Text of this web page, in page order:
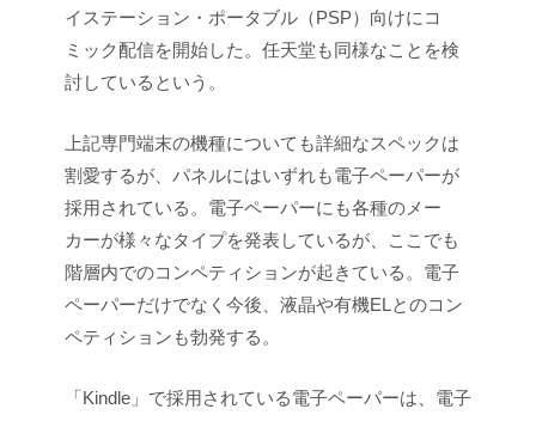
イステーション・ポータブル（PSP）向けにコ
ミック配信を開始した。任天堂も同様なことを検
討しているという。
上記専門端末の機種についても詳細なスペックは
割愛するが、パネルにはいずれも電子ペーパーが
採用されている。電子ペーパーにも各種のメー
カーが様々なタイプを発表しているが、ここでも
階層内でのコンペティションが起きている。電子
ペーパーだけでなく今後、液晶や有機ELとのコン
ペティションも勃発する。
「Kindle」で採用されている電子ペーパーは、電子